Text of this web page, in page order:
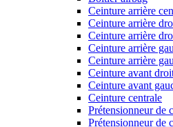
Ceinture arrière
Ceinture arrière
Ceinture arrière
Ceinture arrière
Ceinture arrière
Ceinture avant
Ceinture avant
Ceinture centrale
Prétensionneur de
Prétensionneur de